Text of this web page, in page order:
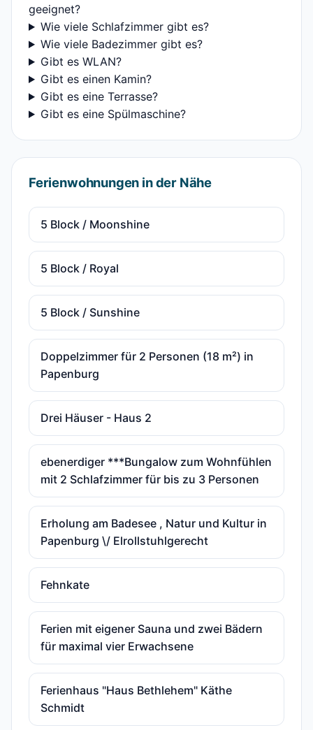
geeignet?
Wie viele Schlafzimmer gibt es?
Wie viele Badezimmer gibt es?
Gibt es WLAN?
Gibt es einen Kamin?
Gibt es eine Terrasse?
Gibt es eine Spülmaschine?
Ferienwohnungen in der Nähe
5 Block / Moonshine
5 Block / Royal
5 Block / Sunshine
Doppelzimmer für 2 Personen (18 m²) in
Papenburg
Drei Häuser - Haus 2
ebenerdiger ***Bungalow zum Wohnfühlen
mit 2 Schlafzimmer für bis zu 3 Personen
Erholung am Badesee , Natur und Kultur in
Papenburg \/ Elrollstuhlgerecht
Fehnkate
Ferien mit eigener Sauna und zwei Bädern
für maximal vier Erwachsene
Ferienhaus "Haus Bethlehem" Käthe
Schmidt